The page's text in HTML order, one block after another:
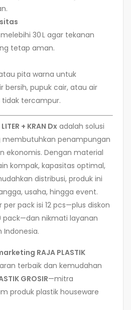
30 L agar tekanan
tetap aman.
pita warna untuk
bersih, pupuk cair, atau air
tercampur.
+ KRAN Dx adalah solusi
membutuhkan penampungan
ekonomis. Dengan material
kompak, kapasitas optimal,
distribusi, produk ini
usaha, hingga event.
pack isi 12 pcs—plus diskon
pack—dan nikmati layanan
Indonesia.
RAJA PLASTIK
terbaik dan kemudahan
GROSIR—mitra
produk plastik houseware